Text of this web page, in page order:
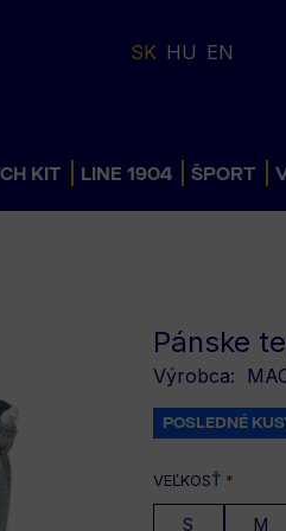
HU
SK EN
KIT LINE 1904 ŠPORT
Pánske
Výrobca:
POSLEDNÉ
VEĽKOSŤ *
S M